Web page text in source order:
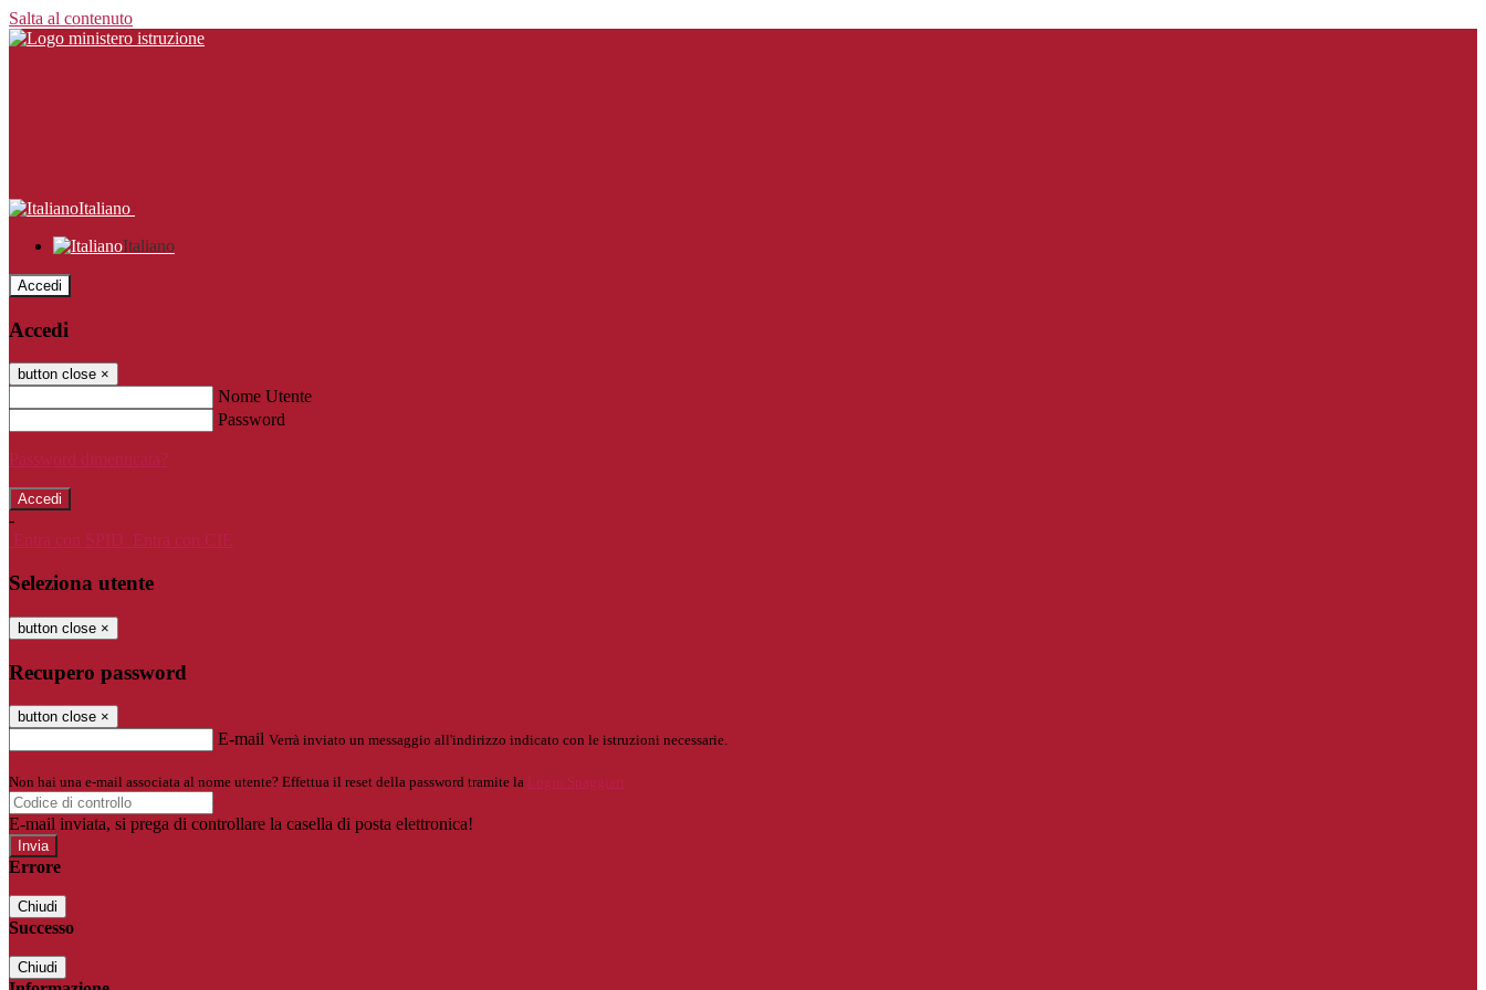
Salta al contenuto
Italiano
Italiano
Accedi
Accedi
button close ×
Nome Utente
Password
Password dimenticata?
-
Entra con SPID
Entra con CIE
Seleziona utente
button close ×
Recupero password
button close ×
E-mail Verrà inviato un messaggio all'indirizzo indicato con le istruzioni necessarie.
Non hai una e-mail associata al nome utente? Effettua il reset della password tramite la Login Spaggiari
E-mail inviata, si prega di controllare la casella di posta elettronica!
Errore
Chiudi
Successo
Chiudi